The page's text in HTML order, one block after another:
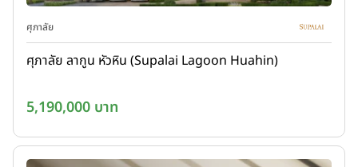
ศุภาลัย
ศุภาลัย ลากูน หัวหิน (Supalai Lagoon Huahin)
5,190,000 บาท